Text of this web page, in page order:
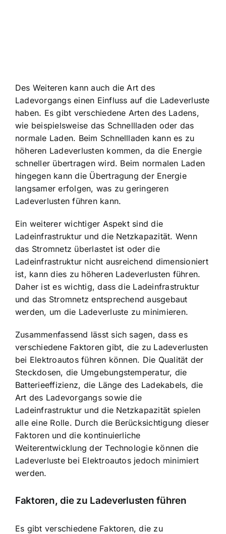
Des Weiteren kann auch die Art des
Ladevorgangs einen Einfluss auf die Ladeverluste
haben. Es gibt verschiedene Arten des Ladens,
wie beispielsweise das Schnellladen oder das
normale Laden. Beim Schnellladen kann es zu
höheren Ladeverlusten kommen, da die Energie
schneller übertragen wird. Beim normalen Laden
hingegen kann die Übertragung der Energie
langsamer erfolgen, was zu geringeren
Ladeverlusten führen kann.
Ein weiterer wichtiger Aspekt sind die
Ladeinfrastruktur und die Netzkapazität. Wenn
das Stromnetz überlastet ist oder die
Ladeinfrastruktur nicht ausreichend dimensioniert
ist, kann dies zu höheren Ladeverlusten führen.
Daher ist es wichtig, dass die Ladeinfrastruktur
und das Stromnetz entsprechend ausgebaut
werden, um die Ladeverluste zu minimieren.
Zusammenfassend lässt sich sagen, dass es
verschiedene Faktoren gibt, die zu Ladeverlusten
bei Elektroautos führen können. Die Qualität der
Steckdosen, die Umgebungstemperatur, die
Batterieeffizienz, die Länge des Ladekabels, die
Art des Ladevorgangs sowie die
Ladeinfrastruktur und die Netzkapazität spielen
alle eine Rolle. Durch die Berücksichtigung dieser
Faktoren und die kontinuierliche
Weiterentwicklung der Technologie können die
Ladeverluste bei Elektroautos jedoch minimiert
werden.
Faktoren, die zu Ladeverlusten führen
Es gibt verschiedene Faktoren, die zu